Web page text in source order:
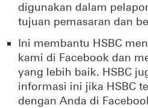
digunakan dalam
tujuan pemasaran dan
Ini membantu HSBC
kami di Facebook dan
yang lebih baik. HSBC
informasi ini jika HSBC
dengan Anda di